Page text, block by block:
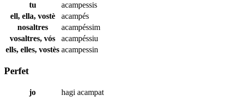
tu
acampessis
ell, ella, vostè
acampés
nosaltres
acampéssim
vosaltres, vós
acampéssiu
ells, elles, vostès acampessin
Perfet
jo hagi acampat